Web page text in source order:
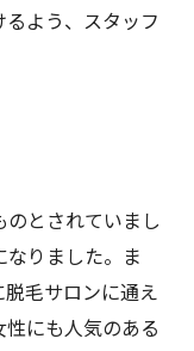
よう、スタッフ
とされていまし
りました。ま
毛サロンに通え
にも人気のある